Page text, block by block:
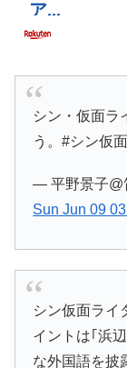
シン・仮面ラ
う。#シン仮
— 平野景子@
Sun Jun 09
シン仮面ライ
イントは｢浜
な外国語を披